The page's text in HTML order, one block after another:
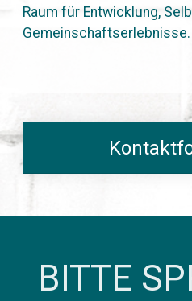
Raum für Entwicklung,
Gemeinschaftserlebnisse.
BITTE